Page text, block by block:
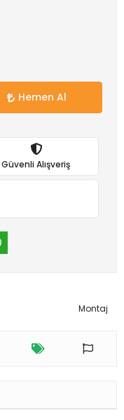
Hemen Al
Güvenli Alışveriş
Montaj